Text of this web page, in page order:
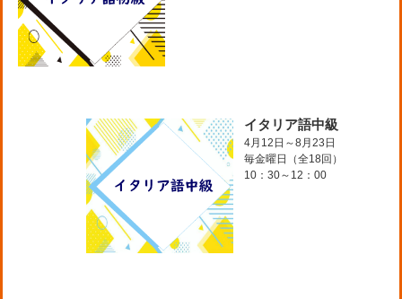
イタリア語中級
4月12日～8月23日
毎金曜日（全18回）
10：30～12：00